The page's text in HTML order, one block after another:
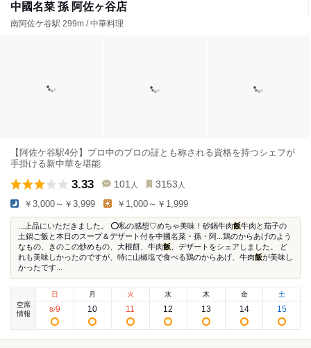
中國名菜 孫 阿佐ヶ谷店
南阿佐ケ谷駅 299m / 中華料理
【阿佐ケ谷駅4分】プロ中のプロの証とも称される資格を持つシェフが
手掛ける新中華を堪能
3.33 101 人 3153 人
￥3,000～￥3,999 ￥1,000～￥1,999
...上品にいただきました。 ⭕️私の感想♡めちゃ美味！砂鍋牛肉飯牛肉と茄子の
土鍋ご飯と本日のスープ＆デザート付を中國名菜・孫・阿...鶏のからあげのよう
なもの、きのこの炒めもの、大根餅、牛肉飯 、デザートをシェアしました。 ど
れも美味しかったのですが、特に山椒塩で食べる鶏のからあげ、牛肉飯が美味し
かったです...
空席
情報
日
8/9
月
10
火
11
水
12
木
13
金
14
土
15